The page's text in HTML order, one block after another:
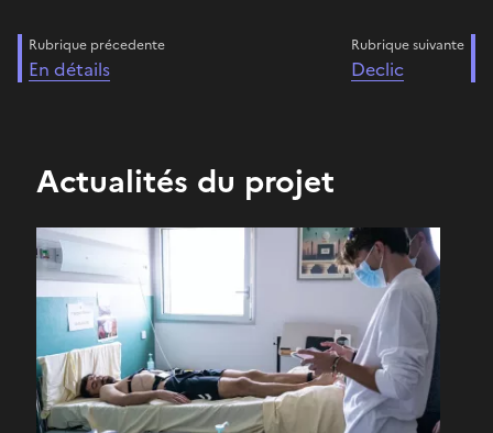
Rubrique précedente
En détails
Rubrique suivante
Declic
Actualités du projet